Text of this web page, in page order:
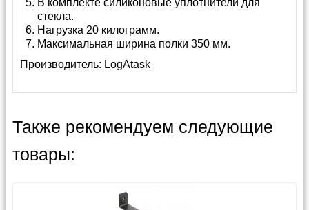
В комплекте силиконовые уплотнители для
стекла.
Нагрузка 20 килограмм.
Максимальная ширина полки 350 мм.
Производитель: LogAtask
Также рекомендуем следующие
товары: